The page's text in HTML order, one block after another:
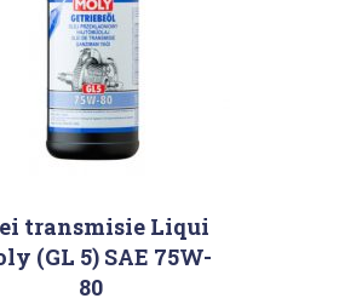
transmisie Liqui
(GL 5) SAE 75W-
80